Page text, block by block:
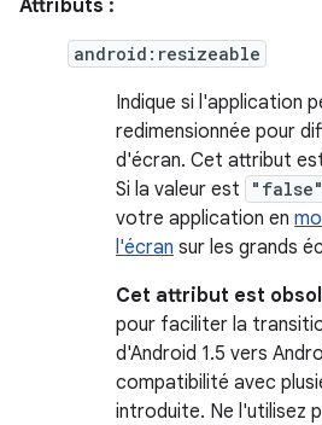
Attributs :
android:resizeable
Indique si l'application
redimensionnée pour
d'écran. Cet attribut
Si la valeur est
"false"
votre application en
l'écran sur les grands
Cet attribut est
pour faciliter la
d'Android 1.5 vers
compatibilité avec
introduite. Ne l'utilisez